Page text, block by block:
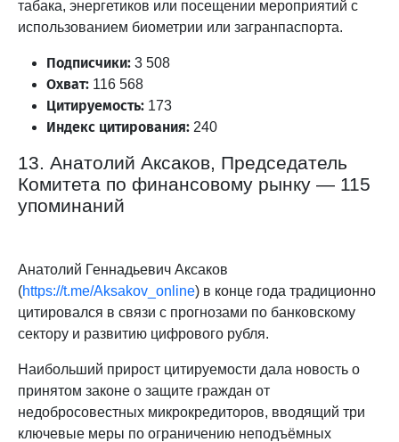
табака, энергетиков или посещении мероприятий с
использованием биометрии или загранпаспорта.
Подписчики: 3 508
Охват: 116 568
Цитируемость: 173
Индекс цитирования: 240
13. Анатолий Аксаков, Председатель
Комитета по финансовому рынку — 115
упоминаний
Анатолий Геннадьевич Аксаков
(https://t.me/Aksakov_online) в конце года традиционно
цитировался в связи с прогнозами по банковскому
сектору и развитию цифрового рубля.
Наибольший прирост цитируемости дала новость о
принятом законе о защите граждан от
недобросовестных микрокредиторов, вводящий три
ключевые меры по ограничению неподъёмных